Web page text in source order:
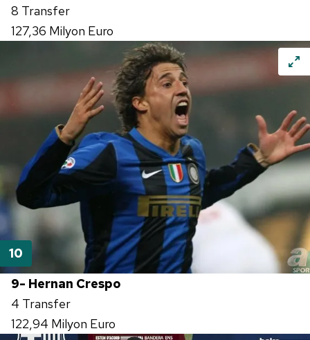
8 Transfer
127,36 Milyon Euro
9- Hernan Crespo
4 Transfer
122,94 Milyon Euro